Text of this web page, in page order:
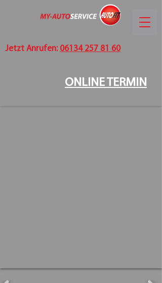
ONLINE TERMIN
Jetzt Anrufen: 06134 257 81 60